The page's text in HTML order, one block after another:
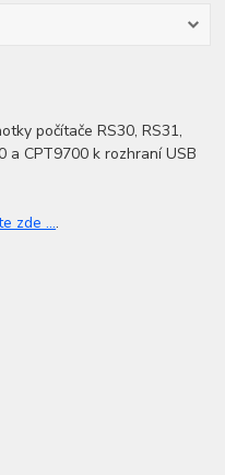
počítače RS30, RS31,
a CPT9700 k rozhraní USB
zde ....